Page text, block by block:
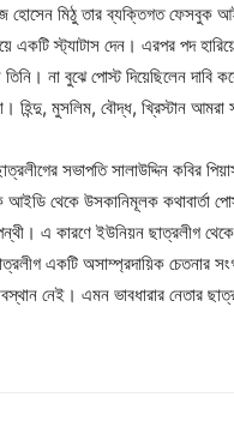
হোসেন মিঠু তার ব্যক্তিগত ফেসবুক
একটি স্ট্যাটাস দেন। এরপর পদ
তিনি। না বুঝে পোস্ট দিয়েছিলেন
হিন্দু, মুসলিম, বৌদ্ধ, খ্রিস্টান আমরা
সভাপতি সালাউদ্দিন কবির
থেকে উসকানিমূলক কথাবার্তা
এ কারণে ইউনিয়ন ছাত্রলীগ
একটি অসাম্প্রদায়িক চেতনার
নেই। এমন ভাবধারার নেতার